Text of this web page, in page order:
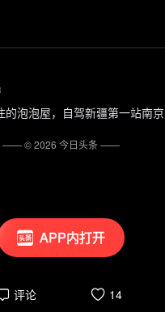
APP内打开
的泡泡屋，自驾新疆第一站南京
评论 14
—— ©2026 今日头条——